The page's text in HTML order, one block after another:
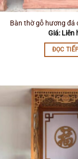
Bàn thờ gỗ hương đá
Giá: Liên
ĐỌC